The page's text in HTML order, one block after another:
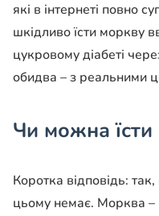
які в інтернеті повно
шкідливо їсти моркву
цукровому діабеті
обидва – з реальними
Чи можна їсти
Коротка відповідь:
цьому немає. Морква –